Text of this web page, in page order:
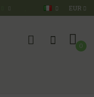
EUR
0